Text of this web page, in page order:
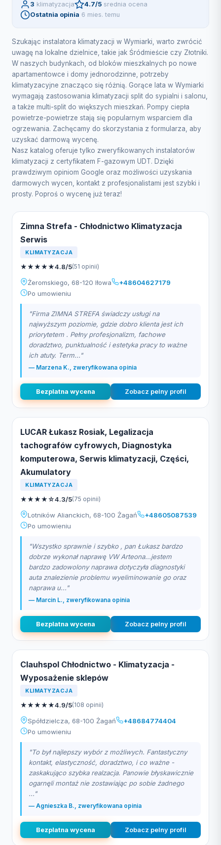
3 klimatyzacja 4.7/5 srednia ocena
Ostatnia opinia 6 mies. temu
Szukając instalatora klimatyzacji w Wymiarki, warto zwrócić
uwagę na lokalne dzielnice, takie jak Śródmieście czy Złotniki.
W naszych budynkach, od bloków mieszkalnych po nowe
apartamentowce i domy jednorodzinne, potrzeby
klimatyzacyjne znacząco się różnią. Gorące lata w Wymiarki
wymagają zastosowania klimatyzacji split do sypialni i salonu,
a także multi-split do większych mieszkań. Pompy ciepła
powietrze-powietrze stają się popularnym wsparciem dla
ogrzewania. Zachęcamy do skorzystania z formularza, aby
uzyskać darmową wycenę.
Nasz katalog oferuje tylko zweryfikowanych instalatorów
klimatyzacji z certyfikatem F-gazowym UDT. Dzięki
prawdziwym opiniom Google oraz możliwości uzyskania
darmowych wycen, kontakt z profesjonalistami jest szybki i
prosty. Poproś o wycenę już teraz!
Zimna Strefa - Chłodnictwo Klimatyzacja
Serwis
KLIMATYZACJA
★★★★★4.8/5(51 opinii)
Żeromskiego, 68-120 Iłowa
+48604627179
Po umowieniu
"Firma ZIMNA STREFA świadczy usługi na
najwyższym poziomie, gdzie dobro klienta jest ich
priorytetem . Pełny profesjonalizm, fachowe
doradztwo, punktualność i estetyka pracy to ważne
ich atuty. Term..."
— Marzena K., zweryfikowana opinia
Bezplatna wycena Zobacz pelny profil
LUCAR Łukasz Rosiak, Legalizacja
tachografów cyfrowych, Diagnostyka
komputerowa, Serwis klimatyzacji, Części,
Akumulatory
KLIMATYZACJA
★★★★☆4.3/5(75 opinii)
Lotników Alianckich, 68-100 Żagań
+48605087539
Po umowieniu
"Wszystko sprawnie i szybko , pan Łukasz bardzo
dobrze wykonał naprawę VW Arteona...jestem
bardzo zadowolony naprawa dotyczyła diagnostyki
auta znalezienie problemu wyeliminowanie go oraz
naprawa u..."
— Marcin L., zweryfikowana opinia
Bezplatna wycena Zobacz pelny profil
Clauhspol Chłodnictwo - Klimatyzacja -
Wyposażenie sklepów
KLIMATYZACJA
★★★★★4.9/5(108 opinii)
Spółdzielcza, 68-100 Żagań
+48684774404
Po umowieniu
"To był najlepszy wybór z możliwych. Fantastyczny
kontakt, elastyczność, doradztwo, i co ważne -
zaskakująco szybka realzacja. Panowie błyskawicznie
ogarnęli montaż nie zostawiając po sobie żadnego
..."
— Agnieszka B., zweryfikowana opinia
Bezplatna wycena Zobacz pelny profil